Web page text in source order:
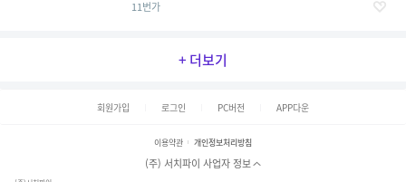
11번가
+ 더보기
회원가입 로그인 PC버전 APP다운
이용약관 개인정보처리방침
(주) 서치파이 사업자 정보